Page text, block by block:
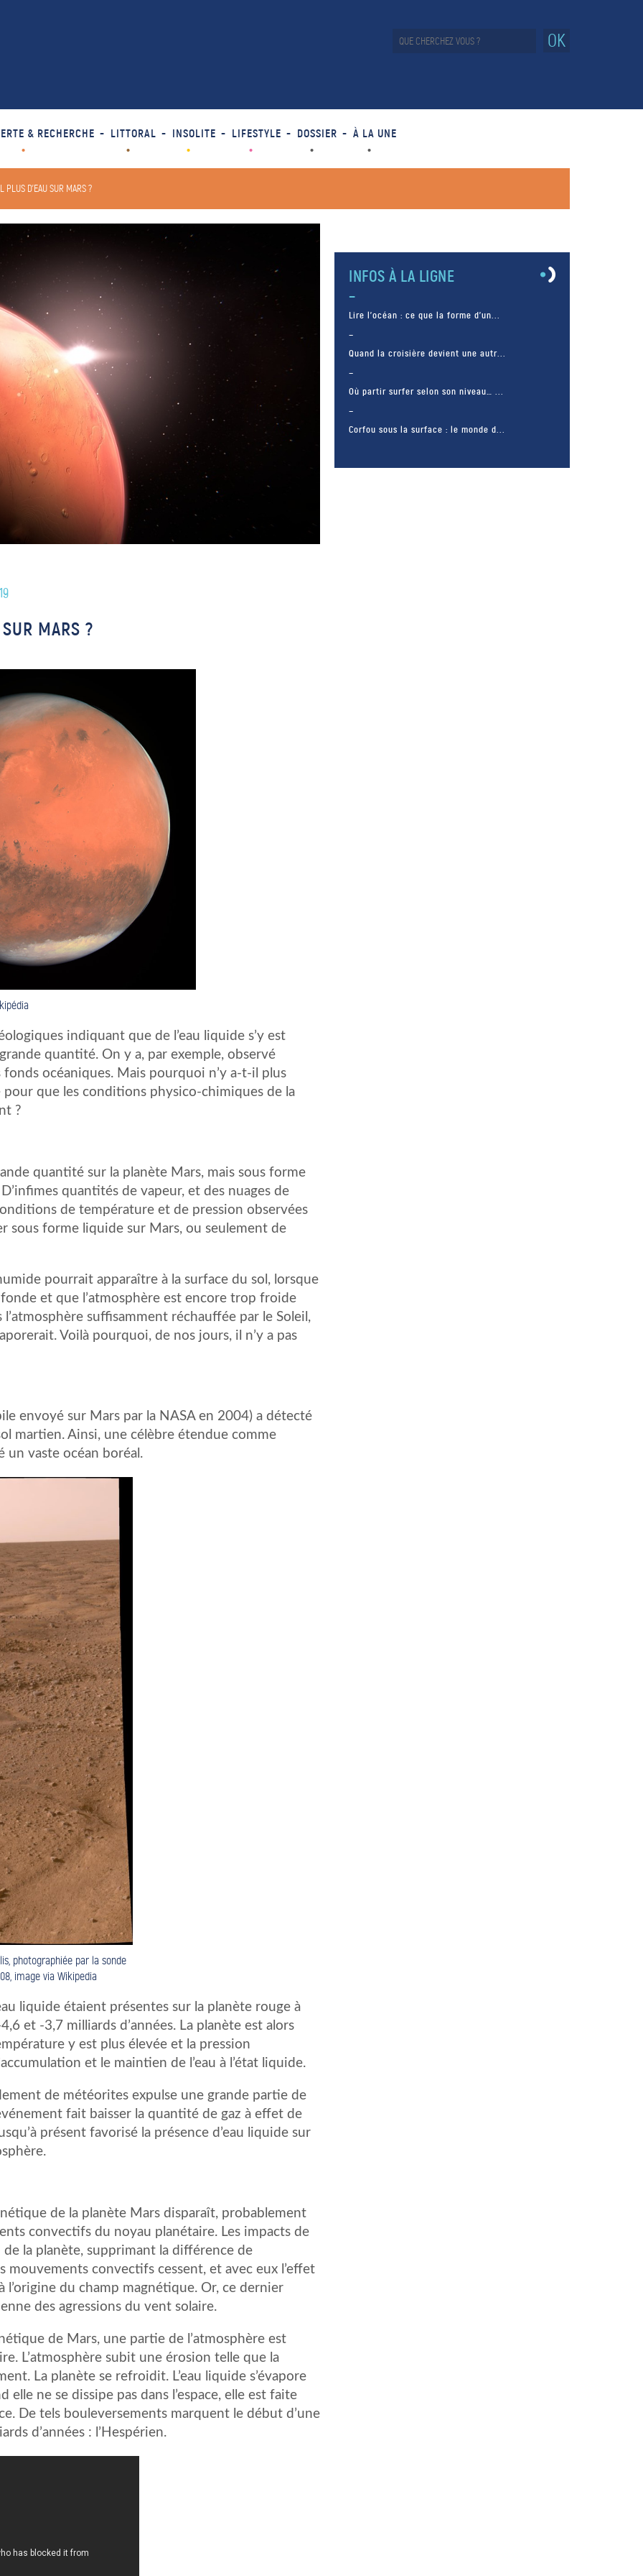
OK
& RECHERCHE LITTORAL INSOLITE LIFESTYLE DOSSIER À LA UNE
PLUS D’EAU SUR MARS ?
MARS ?
indiquant que de l’eau liquide s’y est
quantité. On y a, par exemple, observé
fonds océaniques. Mais pourquoi n’y a-t-il plus
pour que les conditions physico-chimiques de la
?
quantité sur la planète Mars, mais sous forme
quantités de vapeur, et des nuages de
de température et de pression observées
sous forme liquide sur Mars, ou seulement de
pourrait apparaître à la surface du sol, lorsque
et que l’atmosphère est encore trop froide
suffisamment réchauffée par le Soleil,
Voilà pourquoi, de nos jours, il n’y a pas
envoyé sur Mars par la NASA en 2004) a détecté
martien. Ainsi, une célèbre étendue comme
un vaste océan boréal.
photographiée par la sonde
image via Wikipedia
liquide étaient présentes sur la planète rouge à
et -3,7 milliards d’années. La planète est alors
y est plus élevée et la pression
et le maintien de l’eau à l’état liquide.
de météorites expulse une grande partie de
fait baisser la quantité de gaz à effet de
présent favorisé la présence d’eau liquide sur
de la planète Mars disparaît, probablement
convectifs du noyau planétaire. Les impacts de
la planète, supprimant la différence de
convectifs cessent, et avec eux l’effet
du champ magnétique. Or, ce dernier
des agressions du vent solaire.
de Mars, une partie de l’atmosphère est
L’atmosphère subit une érosion telle que la
La planète se refroidit. L’eau liquide s’évapore
ne se dissipe pas dans l’espace, elle est faite
De tels bouleversements marquent le début d’une
d’années : l’Hespérien.
INFOS À LA LIGNE
Lire l’océan : ce que la forme d’un...
Quand la croisière devient une autr...
Où partir surfer selon son niveau… ...
Corfou sous la surface : le monde d...